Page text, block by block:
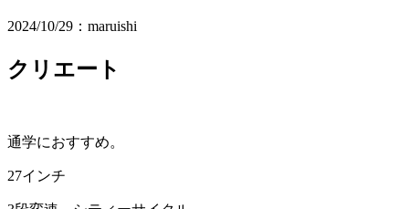
2024/10/29：maruishi
クリエート
通学におすすめ。
27インチ